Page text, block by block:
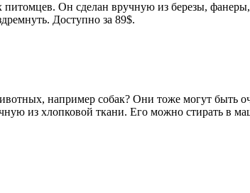
Он сделан вручную из березы,
Доступно за 89$.
например собак? Они тоже могут быть
из хлопковой ткани. Его можно стирать в